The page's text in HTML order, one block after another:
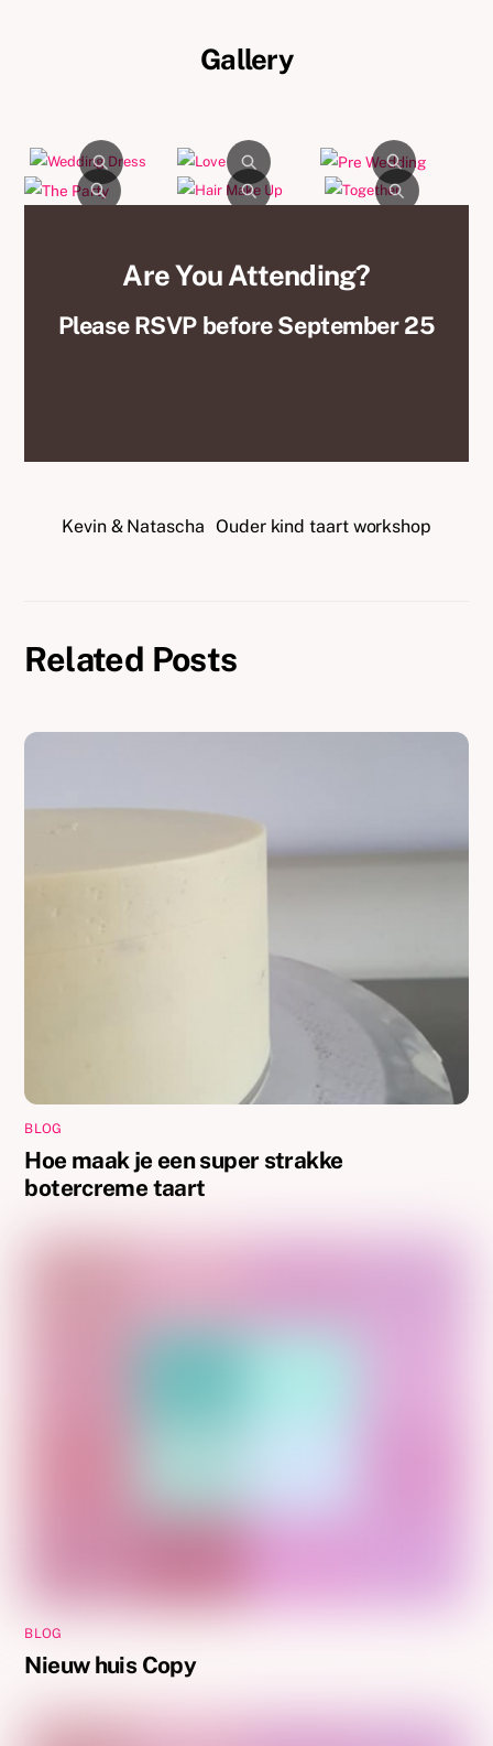
Gallery
Are You Attending?
Please RSVP before September 25
Kevin & Natascha Ouder kind taart workshop
Related Posts
BLOG
Hoe maak je een super strakke
botercreme taart
BLOG
Nieuw huis Copy